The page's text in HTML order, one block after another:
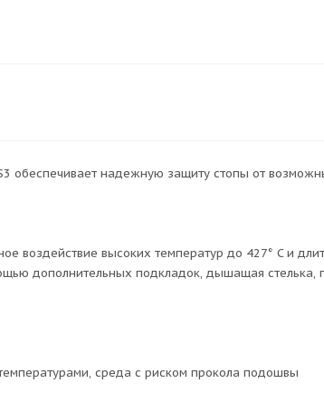
обеспечивает надежную защиту стопы от
высоких температур до 427° C и
дополнительных подкладок, дышащая стелька,
среда с риском прокола подошвы